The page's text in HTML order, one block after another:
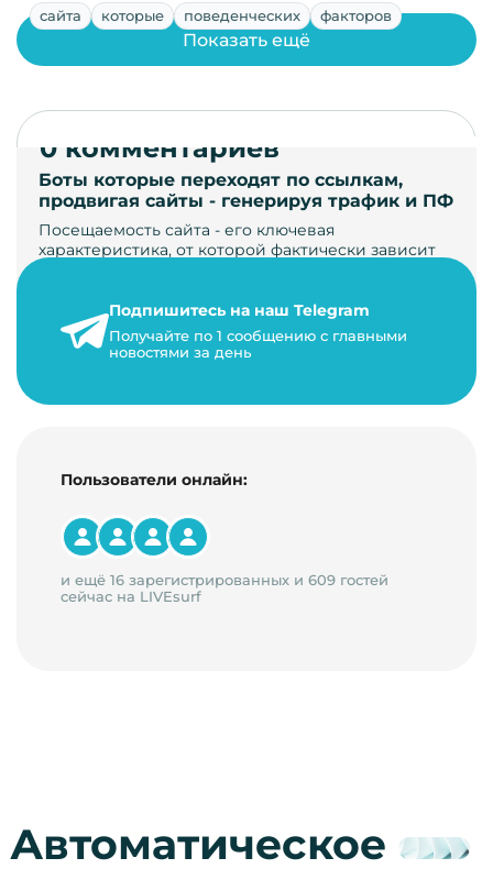
сайта которые поведенческих факторов
Боты которые переходят по ссылкам,
продвигая сайты - генерируя трафик и ПФ
Посещаемость сайта - его ключевая
характеристика, от которой фактически зависит
22 мая 2024 г.
9 минут на чтение
Показать ещё
0 комментариев
Подпишитесь на наш Telegram
Получайте по 1 сообщению с главными
новостями за день
Пользователи онлайн:
и ещё 16 зарегистрированных и 609 гостей
сейчас на LIVEsurf
Автоматическое